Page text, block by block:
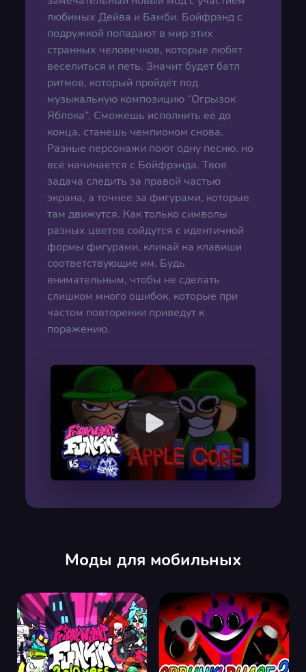
любимых Дейва и Бамби. Бойфрэнд с
подружкой попадают в мир этих
странных человечков, которые любят
веселиться и петь. Значит будет батл
ритмов, который пройдёт под
музыкальную композицию “Огрызок
Яблока”. Сможешь исполнить её до
конца, станешь чемпионом снова.
Разные персонажи поют одну песню, но
всё начинается с Бойфрэнда. Твоя
задача следить за правой частью
экрана, а точнее за фигурами, которые
там движутся. Как только символы
разных цветов сойдутся с идентичной
формы фигурами, кликай на клавиши
соответствующие им. Будь
внимательным, чтобы не сделать
слишком много ошибок, которые при
частом повторении приведут к
поражению.
Моды для мобильных